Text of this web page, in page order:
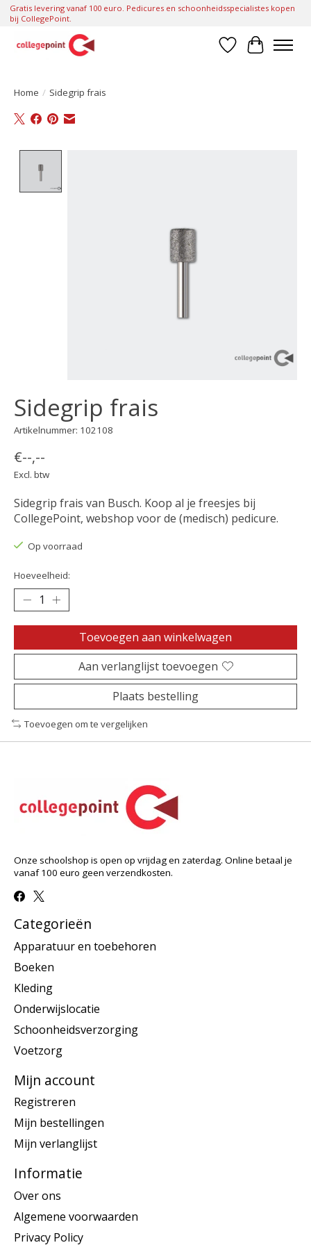
Gratis levering vanaf 100 euro. Pedicures en schoonheidsspecialistes kopen
bij CollegePoint.
Verlanglijst
Home / Sidegrip frais
Sidegrip frais
Artikelnummer: 102108
€--,--
Excl. btw
Sidegrip frais van Busch. Koop al je freesjes bij
CollegePoint, webshop voor de (medisch) pedicure.
Op voorraad
Hoeveelheid:
Toevoegen aan winkelwagen
Aan verlanglijst toevoegen
Plaats bestelling
Toevoegen om te vergelijken
Onze schoolshop is open op vrijdag en zaterdag. Online betaal je
vanaf 100 euro geen verzendkosten.
Categorieën
Apparatuur en toebehoren
Boeken
Kleding
Onderwijslocatie
Schoonheidsverzorging
Voetzorg
Mijn account
Registreren
Mijn bestellingen
Mijn verlanglijst
Informatie
Over ons
Algemene voorwaarden
Privacy Policy